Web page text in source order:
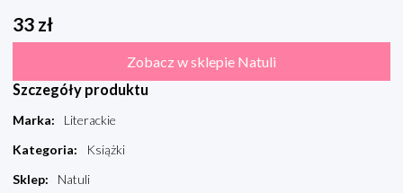
33 zł
Zobacz w sklepie Natuli
Szczegóły produktu
Marka:
Literackie
Kategoria:
Książki
Sklep: Natuli